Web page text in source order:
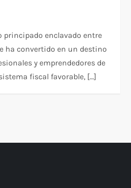
principado enclavado entre
ha convertido en un destino
y emprendedores de
fiscal favorable, […]